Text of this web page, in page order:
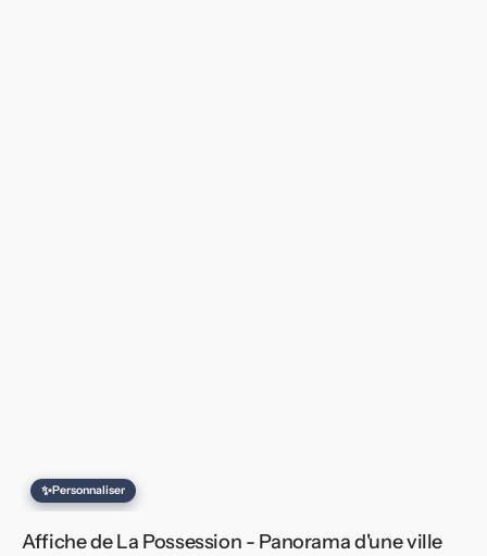
✨Personnaliser
Affiche de La Possession - Panorama d'une ville